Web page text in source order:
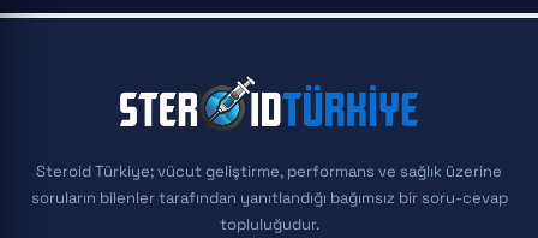
Steroid Türkiye; vücut geliştirme, performans ve sağlık üzerine
soruların bilenler tarafından yanıtlandığı bağımsız bir soru-cevap
topluluğudur.